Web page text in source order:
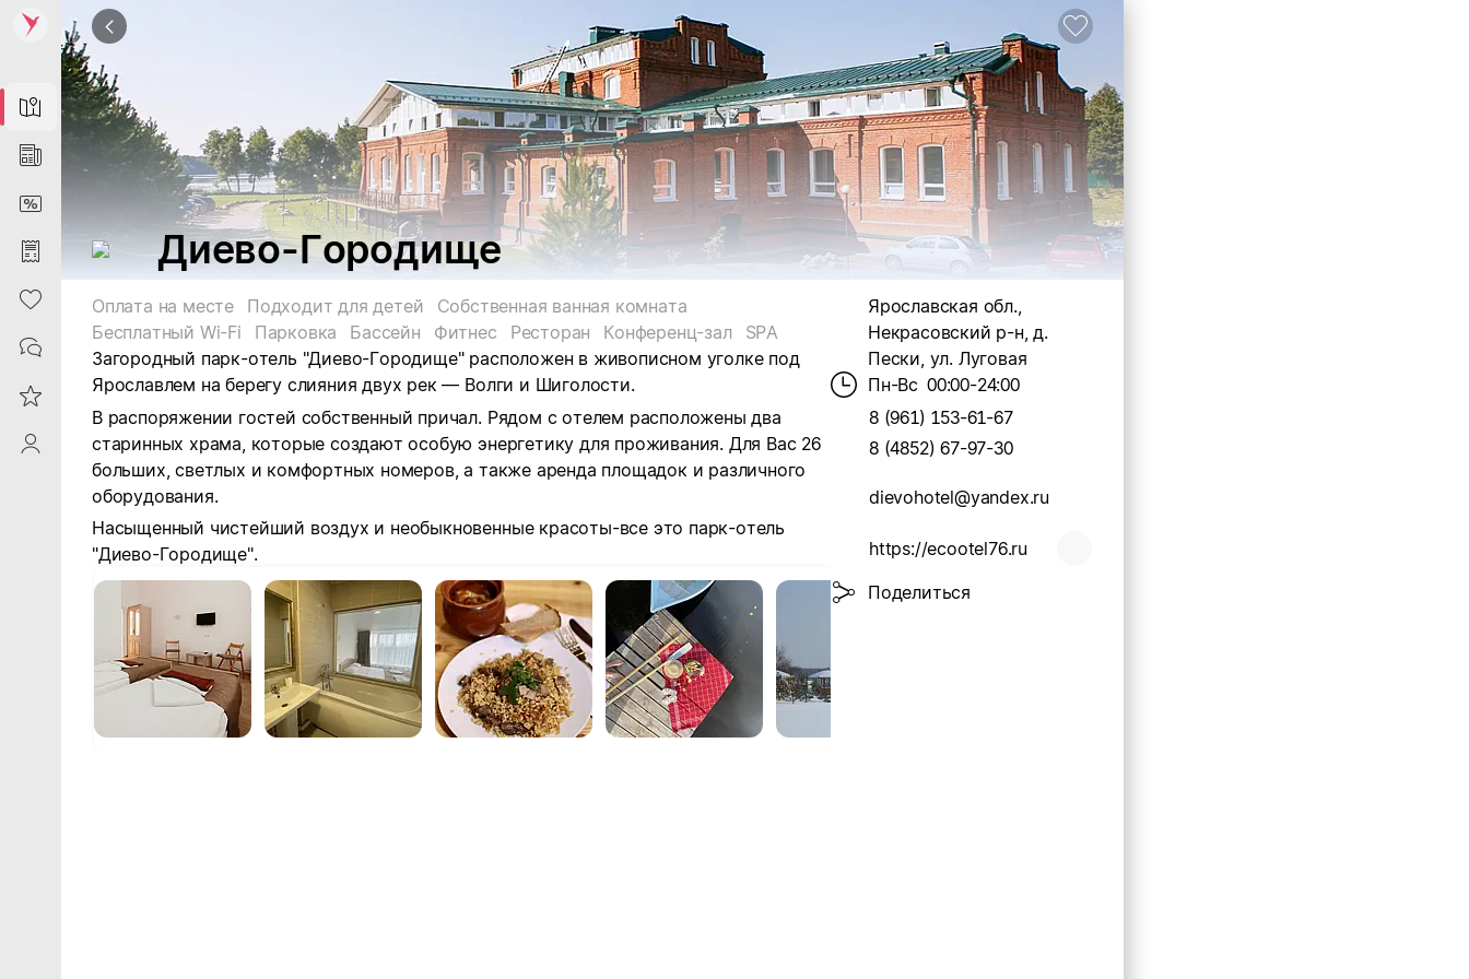
Map
News
DiscountCard
Purchases
Heart
Contacts
Reviews
ProfileSaby
Диево-Городище
Оплата на месте Подходит для детей
Собственная ванная комната
Бесплатный Wi-Fi
Парковка Бассейн Фитнес Ресторан Конференц-зал
SPA
Загородный парк-отель "Диево-Городище" расположен в живописном уголке под
Ярославлем на берегу слияния двух рек — Волги и Шиголости.
В распоряжении гостей собственный причал. Рядом с отелем расположены два
старинных храма, которые создают особую энергетику для проживания. Для Вас 26
больших, светлых и комфортных номеров, а также аренда площадок и различного
оборудования.
Насыщенный чистейший воздух и необыкновенные красоты-все это парк-отель
"Диево-Городище".
Ярославская обл.,
Некрасовский р-н, д.
Пески, ул. Луговая
Пн-Вс 00:00-24:00
8 (961) 153-61-67
8 (4852) 67-97-30
dievohotel@yandex.ru
https://ecootel76.ru
Поделиться